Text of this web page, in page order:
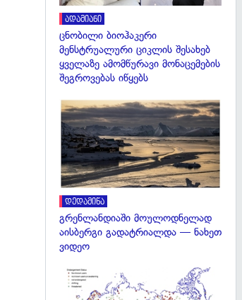
ადამიანი
ცნობილი ბიოჰაკერი
მენსტრუალური ციკლის შესახებ
ყველაზე ამომწურავი მონაცემების
შეგროვებას იწყებს
დედამიწა
გრენლანდიაში მოულოდნელად
აისბერგი გადატრიალდა — ნახეთ
ვიდეო